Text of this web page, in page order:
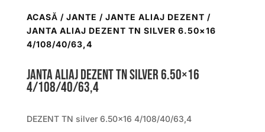
ACASĂ / JANTE / JANTE ALIAJ DEZENT /
JANTA ALIAJ DEZENT TN SILVER 6.50×16
4/108/40/63,4
Janta aliaj DEZENT TN silver 6.50×16
4/108/40/63,4
DEZENT TN silver 6.50×16 4/108/40/63,4